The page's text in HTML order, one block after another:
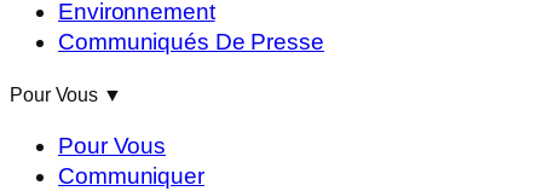
Environnement
Communiqués De Presse
Pour Vous ▼
Pour Vous
Communiquer